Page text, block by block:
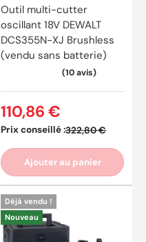
Outil multi-cutter
oscillant 18V DEWALT
DCS355N-XJ Brushless
(vendu sans batterie)
Prix conseillé :322,80 €
110,86 €
Ajouter au panier
Déjà vendu !
Nouveau